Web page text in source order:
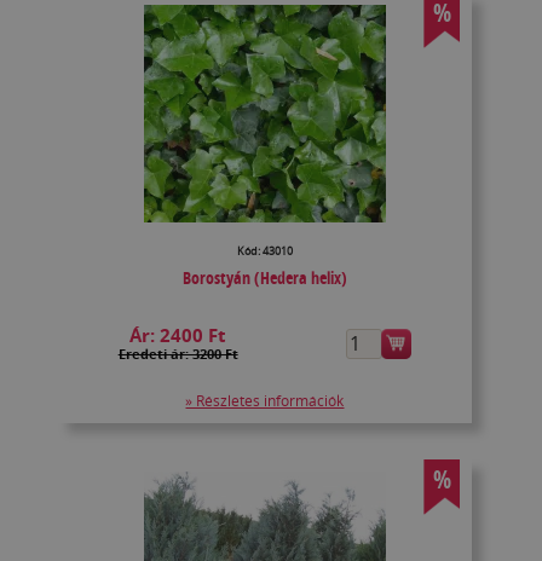
%
Kód: 43010
Borostyán (Hedera helix)
Ár:2400 Ft
Eredeti ár: 3200 Ft
» Részletes információk
%